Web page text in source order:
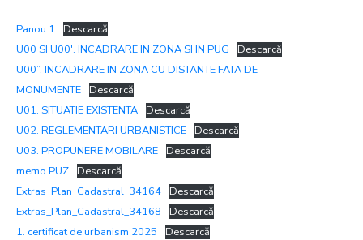
Panou 1
Descarcă
U00 SI U00′. INCADRARE IN ZONA SI IN PUG
Descarcă
U00”. INCADRARE IN ZONA CU DISTANTE FATA DE
MONUMENTE
Descarcă
U01. SITUATIE EXISTENTA
Descarcă
U02. REGLEMENTARI URBANISTICE
Descarcă
U03. PROPUNERE MOBILARE
Descarcă
memo PUZ
Descarcă
Extras_Plan_Cadastral_34164
Descarcă
Extras_Plan_Cadastral_34168
Descarcă
1. certificat de urbanism 2025
Descarcă